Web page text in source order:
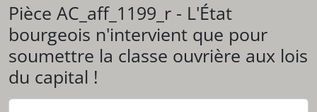
Pièce AC_aff_1199_r - L'État
bourgeois n'intervient que pour
soumettre la classe ouvrière aux lois
du capital !
[Fonds] 092_ED - Eric Decarro
[Série] S001 - CLP, CCCL, CAR
[Série] S002 - SolidaritéS
[Série] S003 - Forums sociaux